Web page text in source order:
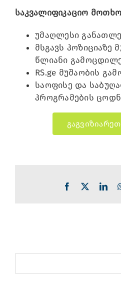
საკვალიფიკაციო
უმაღლესი
მსგავს პოზიციაზე
წლიანი
RS.ge მუშაობის
საოფისე და
პროგრამების
Facebook